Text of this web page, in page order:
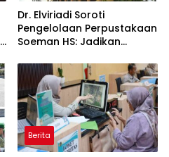
Dr. Elviriadi Soroti
Pengelolaan Perpustakaan
Soeman HS: Jadikan
Kawah Candradimuka
Intelektual
Berita